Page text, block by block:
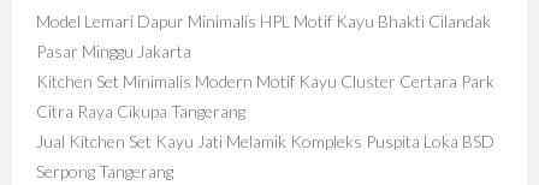
Model Lemari Dapur Minimalis HPL Motif Kayu Bhakti Cilandak
Pasar Minggu Jakarta
Kitchen Set Minimalis Modern Motif Kayu Cluster Certara Park
Citra Raya Cikupa Tangerang
Jual Kitchen Set Kayu Jati Melamik Kompleks Puspita Loka BSD
Serpong Tangerang